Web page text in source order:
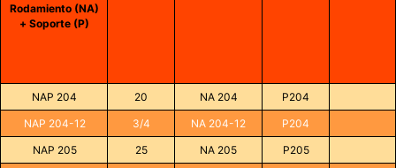
Rodamiento (NA)
+ Soporte (P)
NAP 204 20 NA 204
P204
NAP 204-12
3/4 NA 204-12
P204
NAP 205
25 NA 205
P205